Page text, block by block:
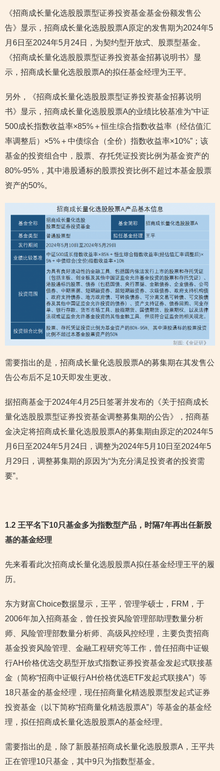
《招商成长量化选股股票型证券投资基金基金份额发售公
告》显示，招商成长量化选股股票A原定的发售期为2024年5
月6日至2024年5月24日，为契约型开放式、股票型基金。
《招商成长量化选股股票型证券投资基金招募说明书》显
示，招商成长量化选股股票A的拟任基金经理为王平。
另外，《招商成长量化选股股票型证券投资基金招募说明
书》显示，招商成长量化选股股票A的业绩比较基准为“中证
500成长指数收益率×85%＋恒生综合指数收益率（经估值汇
率调整后）×5%＋中债综合（全价）指数收益率×10%”；该
基金的投资组合中，股票、存托凭证投资比例为基金资产的
80%-95%，其中港股通标的股票投资比例不超过本基金股票
资产的50%。
需要指出的是，招商成长量化选股股票A的募集期在其发售公
告公布后不足10天即发生更改。
据招商基金于2024年4月25日签署并发布的《关于招商成长
量化选股股票型证券投资基金调整募集期的公告》，招商基
金决定将招商成长量化选股股票A的募集期由原定的2024年5
月6日至2024年5月24日，调整为2024年5月10日至2024年5
月29日，调整募集期的原因为“为充分满足投资者的投资需
要”。
1.2 王平名下10只基金多为指数型产品，时隔7年再出任新股
基的基金经理
先来看看此次招商成长量化选股股票A拟任基金经理王平的履
历。
东方财富Choice数据显示，王平，管理学硕士，FRM，于
2006年加入招商基金，曾任投资风险管理部助理数量分析
师、风险管理部数量分析师、高级风控经理，主要负责招商
基金投资风险管理、金融工程研究等工作，曾任招商中证银
行AH价格优选交易型开放式指数证券投资基金发起式联接基
金（简称“招商中证银行AH价格优选ETF发起式联接A”）等
18只基金的基金经理，现任招商量化精选股票型发起式证券
投资基金（以下简称“招商量化精选股票A”）等基金的基金经
理，拟任招商成长量化选股股票A的基金经理。
需要指出的是，除了新股基招商成长量化选股股票A，王平共
正在管理10只基金，其中9只为指数型基金。